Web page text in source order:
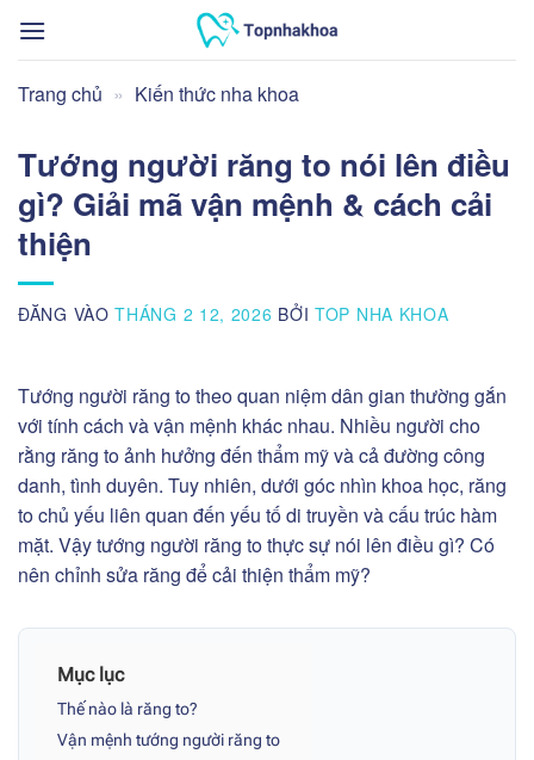
qua
dung
Trang chủ » Kiến thức nha khoa
Tướng người răng to nói lên điều
gì? Giải mã vận mệnh & cách cải
thiện
ĐĂNG VÀOTHÁNG 2 12, 2026 BỞITOP NHA KHOA
Tướng người răng to theo quan niệm dân gian thường gắn
với tính cách và vận mệnh khác nhau. Nhiều người cho
rằng răng to ảnh hưởng đến thẩm mỹ và cả đường công
danh, tình duyên. Tuy nhiên, dưới góc nhìn khoa học, răng
to chủ yếu liên quan đến yếu tố di truyền và cấu trúc hàm
mặt. Vậy tướng người răng to thực sự nói lên điều gì? Có
nên chỉnh sửa răng để cải thiện thẩm mỹ?
Mục lục
Thế nào là răng to?
Vận mệnh tướng người răng to